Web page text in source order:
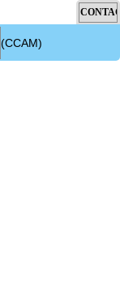
(CCAM)